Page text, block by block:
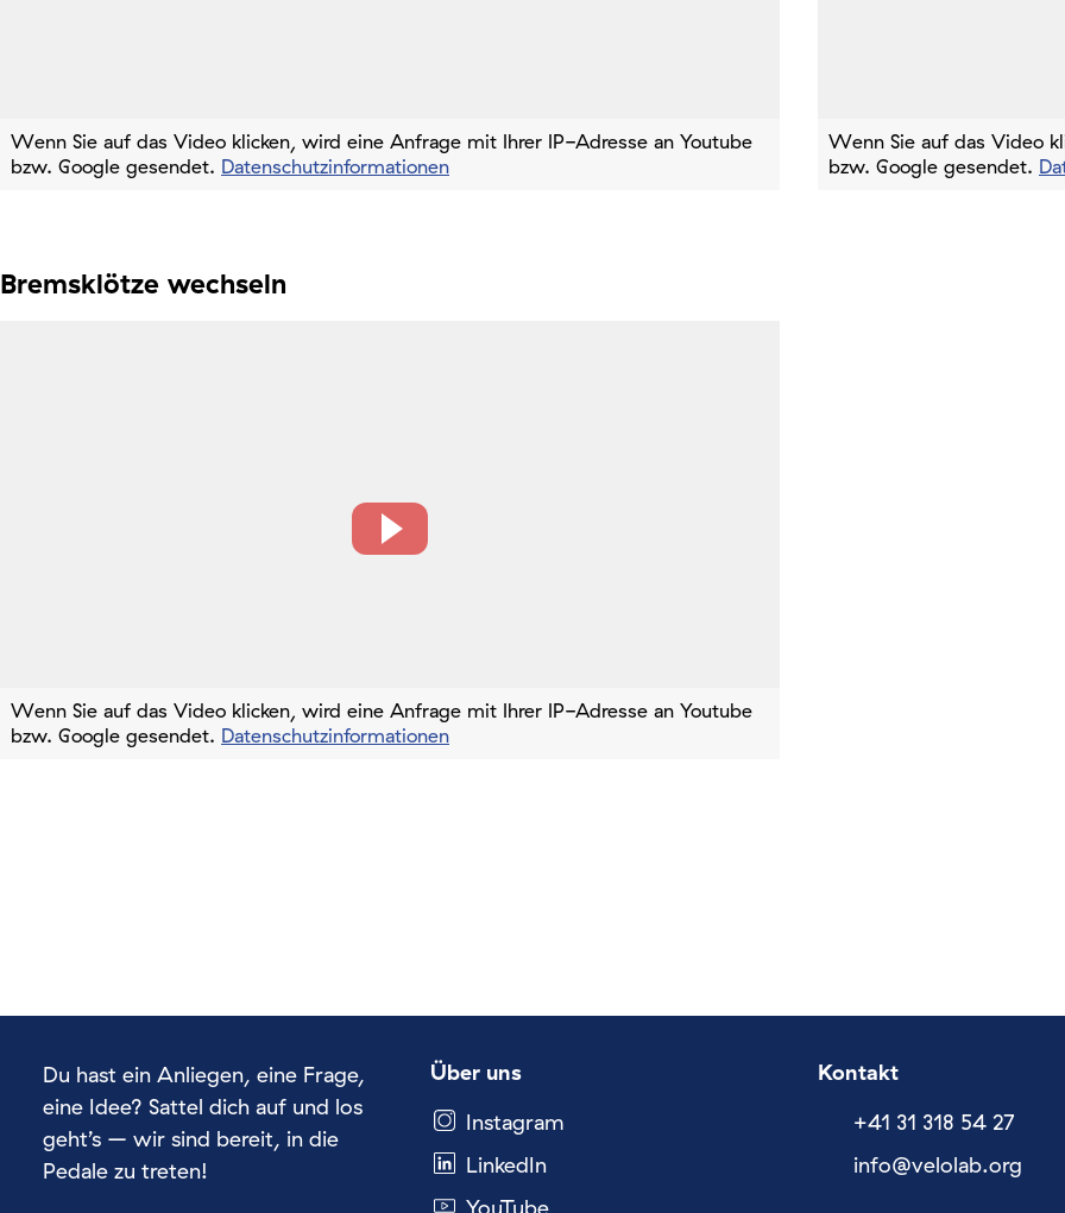
Wenn Sie auf das Video klicken, wird eine Anfrage mit Ihrer IP-Adresse an Youtube
bzw. Google gesendet. Datenschutzinformationen
Bremsklötze wechseln
Wenn Sie auf das Video klicken, wird eine Anfrage mit Ihrer IP-Adresse an Youtube
bzw. Google gesendet. Datenschutzinformationen
Wenn Sie auf das Video
bzw. Google gesendet.
Du hast ein Anliegen, eine Frage,
eine Idee? Sattel dich auf und los
geht’s – wir sind bereit, in die
Pedale zu treten!
Über uns
Instagram
LinkedIn
Kontakt
+41 31 318 54 27
nf
v l l b rg